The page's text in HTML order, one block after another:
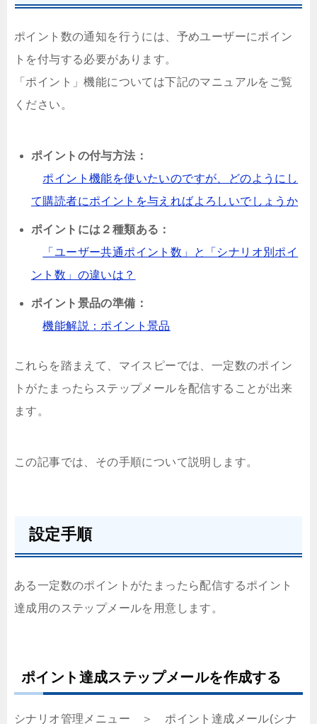
ポイント数の通知を行うには、予めユーザーにポイン
トを付与する必要があります。
「ポイント」機能については下記のマニュアルをご覧
ください。
ポイントの付与方法：
ポイント機能を使いたいのですが、どのようにし
て購読者にポイントを与えればよろしいでしょうか
ポイントには２種類ある：
「ユーザー共通ポイント数」と「シナリオ別ポイ
ント数」の違いは？
ポイント景品の準備：
機能解説：ポイント景品
これらを踏まえて、マイスピーでは、一定数のポイン
トがたまったらステップメールを配信することが出来
ます。
この記事では、その手順について説明します。
設定手順
ある一定数のポイントがたまったら配信するポイント
達成用のステップメールを用意します。
ポイント達成ステップメールを作成する
シナリオ管理メニュー ＞ ポイント達成メール(シナ